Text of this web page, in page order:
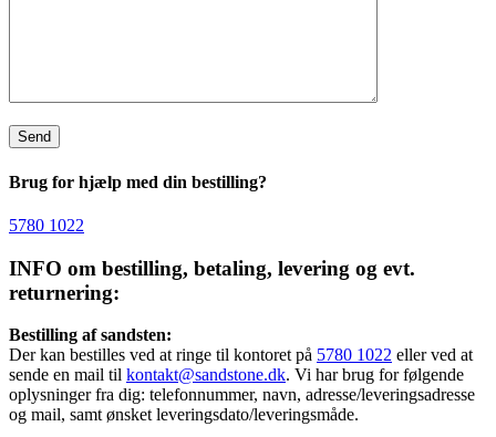
Brug for hjælp med din bestilling?
5780 1022
INFO om bestilling, betaling, levering og evt.
returnering:
Bestilling af sandsten:
Der kan bestilles ved at ringe til kontoret på 5780 1022 eller ved at
sende en mail til kontakt@sandstone.dk. Vi har brug for følgende
oplysninger fra dig: telefonnummer, navn, adresse/leveringsadresse
og mail, samt ønsket leveringsdato/leveringsmåde.